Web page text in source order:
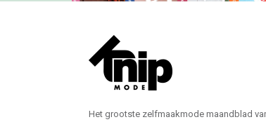
Het grootste zelfmaakmode maandblad